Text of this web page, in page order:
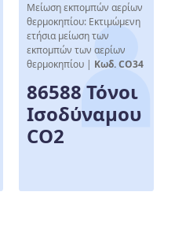
Μείωση εκπομπών αερίων
θερμοκηπίου: Εκτιμώμενη
ετήσια μείωση των
εκπομπών των αερίων
θερμοκηπίου | Κωδ. CO34
86588 Τόνοι
Ισοδύναμου
CO2